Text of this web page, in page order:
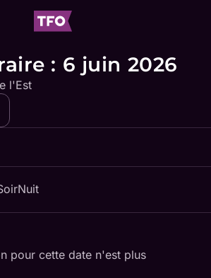
: 6 juin 2026
l'Est
Nuit
pour cette date n'est plus